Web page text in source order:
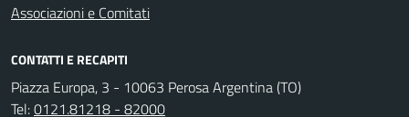
Associazioni e Comitati
CONTATTI E RECAPITI
Piazza Europa, 3 - 10063 Perosa Argentina (TO)
Tel:0121.81218 - 82000